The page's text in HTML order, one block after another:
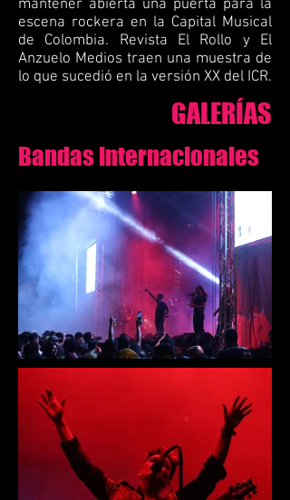
mantener abierta una puerta para la
escena rockera en la Capital Musical
de Colombia. Revista El Rollo y El
Anzuelo Medios traen una muestra de
lo que sucedió en la versión XX del ICR.
GALERÍAS
Bandas internacionales